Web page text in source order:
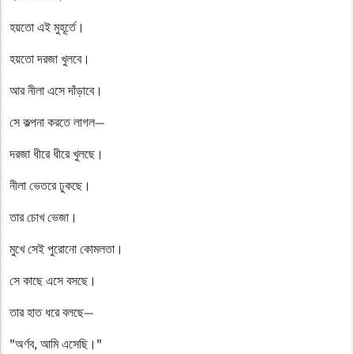
হয়তো এই মুহূর্তে।
হয়তো দরজা খুলবে।
আর নীলা এসে দাঁড়াবে।
সে কল্পনা করতে লাগল—
দরজা ধীরে ধীরে খুলছে।
নীলা ভেতরে ঢুকছে।
তার চোখ ভেজা।
মুখে সেই পুরোনো কোমলতা।
সে কাছে এসে বসছে।
তার হাত ধরে বলছে—
"অর্ণব, আমি এসেছি।"